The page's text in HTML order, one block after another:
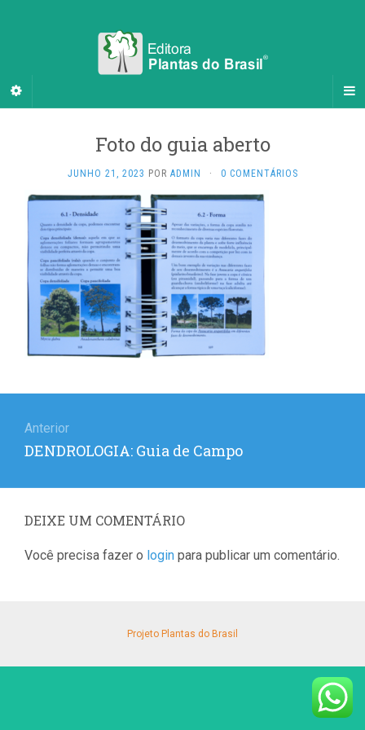
Foto do guia aberto
JUNHO 21, 2023 POR ADMIN · 0 COMENTÁRIOS
de
Post
Anterior
Post
DENDROLOGIA: Guia de Campo
DEIXE UM COMENTÁRIO
Você precisa fazer o login para publicar um comentário.
Projeto Plantas do Brasil